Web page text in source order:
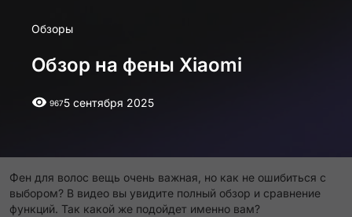
Обзоры
Обзор на фены Xiaomi
9675 сентября 2025
Фен для волос вещь очень важная, но как не ошибиться с
выбором? В видео вы увидите полный обзор и сравнение
функций. Так какой же подойдет именно вам?